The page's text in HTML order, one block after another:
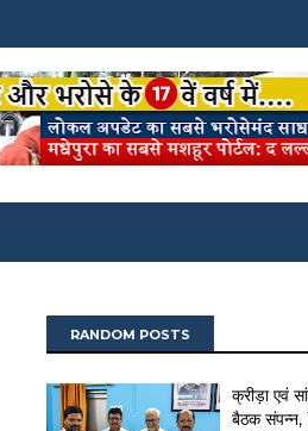
RANDOM POSTS
क्रीड़ा एवं
बैठक संपन्न,